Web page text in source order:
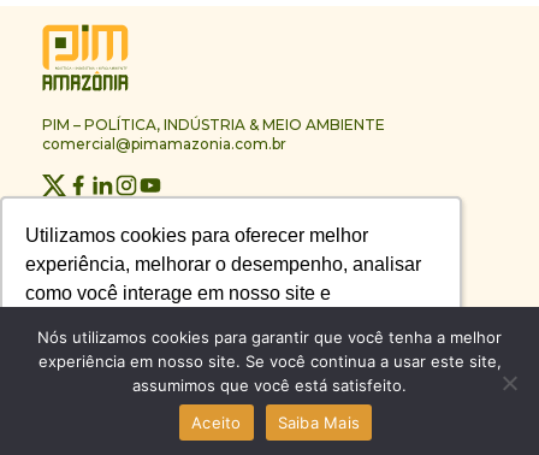
Utilizamos cookies para oferecer melhor
experiência, melhorar o desempenho, analisar
como você interage em nosso site e
Recusar Cookies Aceitar Cookies
Utilizamos cookies para oferecer melhor
experiência, melhorar o desempenho, analisar
como você interage em nosso site e
Recusar Cookies Aceitar Cookies
PIM – POLÍTICA, INDÚSTRIA & MEIO AMBIENTE
comercial@pimamazonia.com.br
Contato
Publicidade
Melhores Empresas
Circuito PIM Amazônia
© PIM – POLÍTICA, INDÚSTRIA & MEIO AMBIENTE 2026
Nós utilizamos cookies para garantir que você tenha a melhor
experiência em nosso site. Se você continua a usar este site,
assumimos que você está satisfeito.
Aceito
Saiba Mais